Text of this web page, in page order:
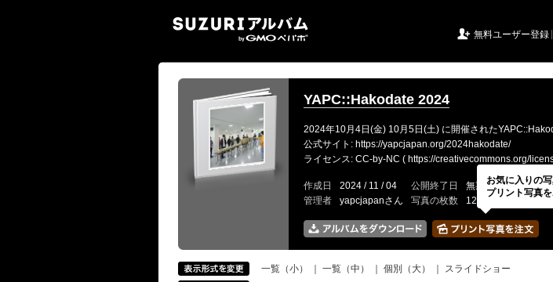
 無料ユーザー登録
YAPC::Hakodate 2024
2024年10月4日(金) 10月5日(土) に開催された
公式サイト: https://yapcjapan.org/2024hakodate/
ライセンス: CC-by-NC ( https://creativecommons.org/
作成日 2024 / 11 / 04 公開終了日 無期限 イ
管理者
yapcjapanさん 写真の枚数 1216 / 2000枚
一覧（小） 一覧（中） 個別（大）
スライドショー
お気に入りの
プリント写真